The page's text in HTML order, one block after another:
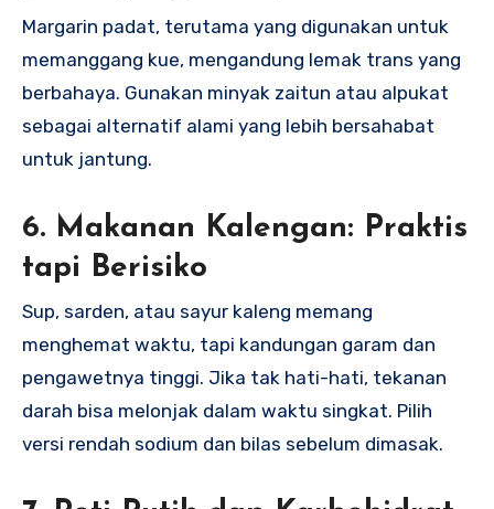
Margarin padat, terutama yang digunakan untuk
memanggang kue, mengandung lemak trans yang
berbahaya. Gunakan minyak zaitun atau alpukat
sebagai alternatif alami yang lebih bersahabat
untuk jantung.
6. Makanan Kalengan: Praktis
tapi Berisiko
Sup, sarden, atau sayur kaleng memang
menghemat waktu, tapi kandungan garam dan
pengawetnya tinggi. Jika tak hati-hati, tekanan
darah bisa melonjak dalam waktu singkat. Pilih
versi rendah sodium dan bilas sebelum dimasak.